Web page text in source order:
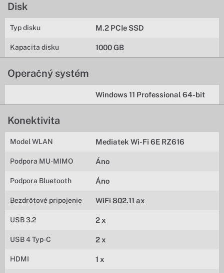
Disk
Typ disku M.2 PCIe SSD
Kapacita disku 1000 GB
Operačný systém
Windows 11 Professional 64-bit
Konektivita
Model WLAN Mediatek Wi-Fi 6E RZ616
Podpora MU-MIMO Áno
Podpora Bluetooth Áno
Bezdrôtové pripojenie WiFi 802.11 ax
USB 3.2 2 x
USB 4 Typ-C 2 x
HDMI 1 x